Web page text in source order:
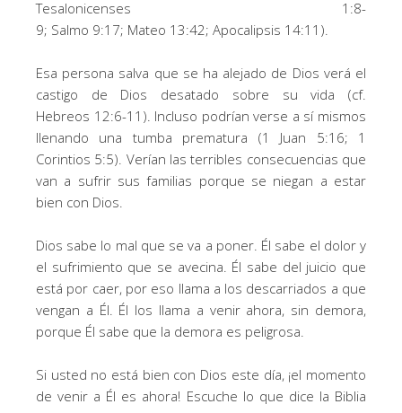
Tesalonicenses 1:8-
9; Salmo 9:17; Mateo 13:42; Apocalipsis 14:11).
Esa persona salva que se ha alejado de Dios verá el
castigo de Dios desatado sobre su vida (cf.
Hebreos 12:6-11). Incluso podrían verse a sí mismos
llenando una tumba prematura (1 Juan 5:16; 1
Corintios 5:5). Verían las terribles consecuencias que
van a sufrir sus familias porque se niegan a estar
bien con Dios.
Dios sabe lo mal que se va a poner. Él sabe el dolor y
el sufrimiento que se avecina. Él sabe del juicio que
está por caer, por eso llama a los descarriados a que
vengan a Él. Él los llama a venir ahora, sin demora,
porque Él sabe que la demora es peligrosa.
Si usted no está bien con Dios este día, ¡el momento
de venir a Él es ahora! Escuche lo que dice la Biblia